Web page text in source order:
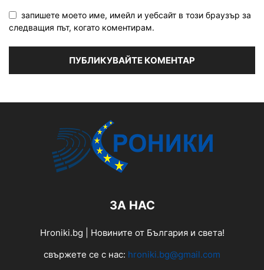
запишете моето име, имейл и уебсайт в този браузър за
следващия път, когато коментирам.
ЗА НАС
Hroniki.bg | Новините от България и света!
свържете се с нас: hroniki.bg@gmail.com